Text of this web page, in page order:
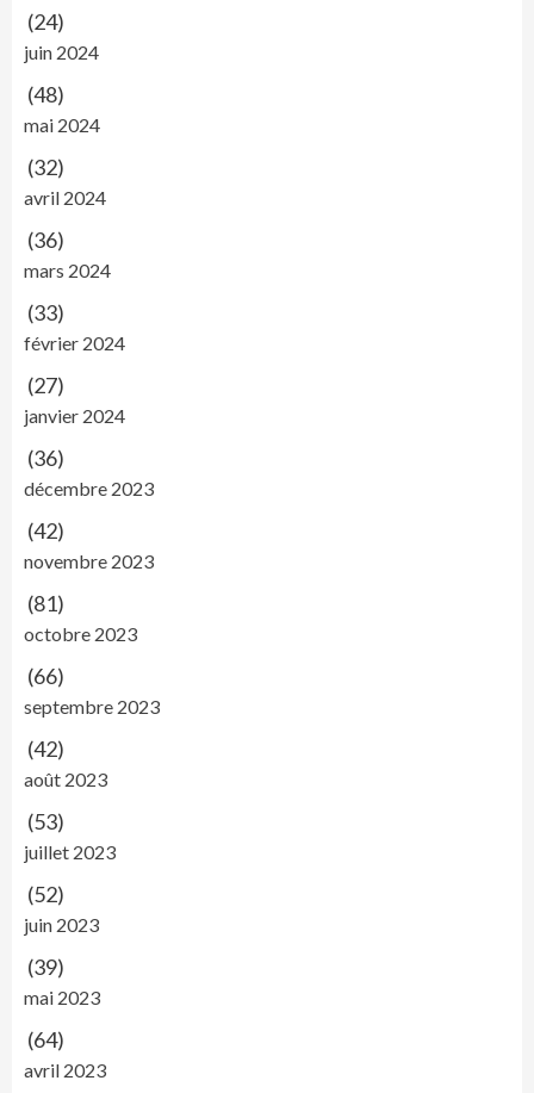
(24)
juin 2024
(48)
mai 2024
(32)
avril 2024
(36)
mars 2024
(33)
février 2024
(27)
janvier 2024
(36)
décembre 2023
(42)
novembre 2023
(81)
octobre 2023
(66)
septembre 2023
(42)
août 2023
(53)
juillet 2023
(52)
juin 2023
(39)
mai 2023
(64)
avril 2023